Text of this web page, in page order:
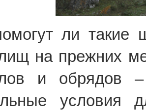
ли такие
на прежних
и обрядов
условия